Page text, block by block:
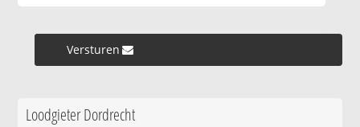
Versturen »
Loodgieter Dordrecht